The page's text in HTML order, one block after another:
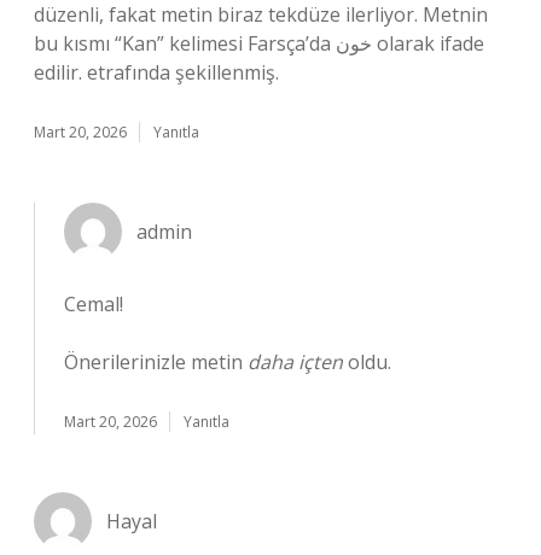
düzenli, fakat metin biraz tekdüze ilerliyor. Metnin
bu kısmı “Kan” kelimesi Farsça’da خون olarak ifade
edilir. etrafında şekillenmiş.
Mart 20, 2026 Yanıtla
admin
Cemal!
Önerilerinizle metin daha içtenoldu.
Mart 20, 2026 Yanıtla
Hayal